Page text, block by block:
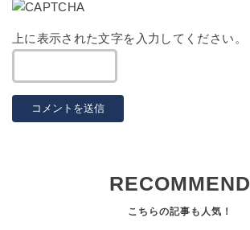
上に表示された文字を入力してください。
RECOMMEND